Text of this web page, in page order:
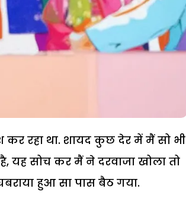
रहा था. शायद कुछ देर में मैं सो भी
यह सोच कर मैं ने दरवाजा खोला तो
हुआ सा पास बैठ गया.